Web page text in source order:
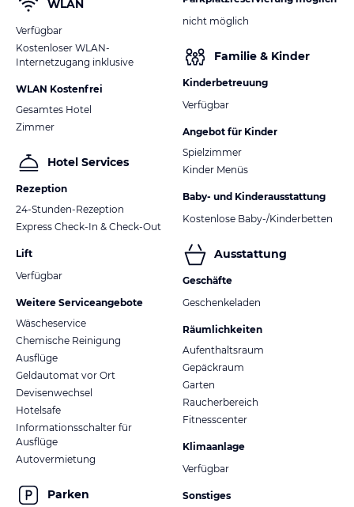
WLAN
Verfügbar
Kostenloser WLAN-
Internetzugang inklusive
WLAN Kostenfrei
Gesamtes Hotel
Zimmer
Hotel Services
Rezeption
24-Stunden-Rezeption
Express Check-In & Check-Out
Lift
Verfügbar
Weitere Serviceangebote
Wäscheservice
Chemische Reinigung
Ausflüge
Geldautomat vor Ort
Devisenwechsel
Hotelsafe
Informationsschalter für
Ausflüge
Autovermietung
Parken
nicht möglich
Familie & Kinder
Kinderbetreuung
Verfügbar
Angebot für Kinder
Spielzimmer
Kinder Menüs
Baby- und Kinderausstattung
Kostenlose Baby-/Kinderbetten
Ausstattung
Geschäfte
Geschenkeladen
Räumlichkeiten
Aufenthaltsraum
Gepäckraum
Garten
Raucherbereich
Fitnesscenter
Klimaanlage
Verfügbar
Sonstiges